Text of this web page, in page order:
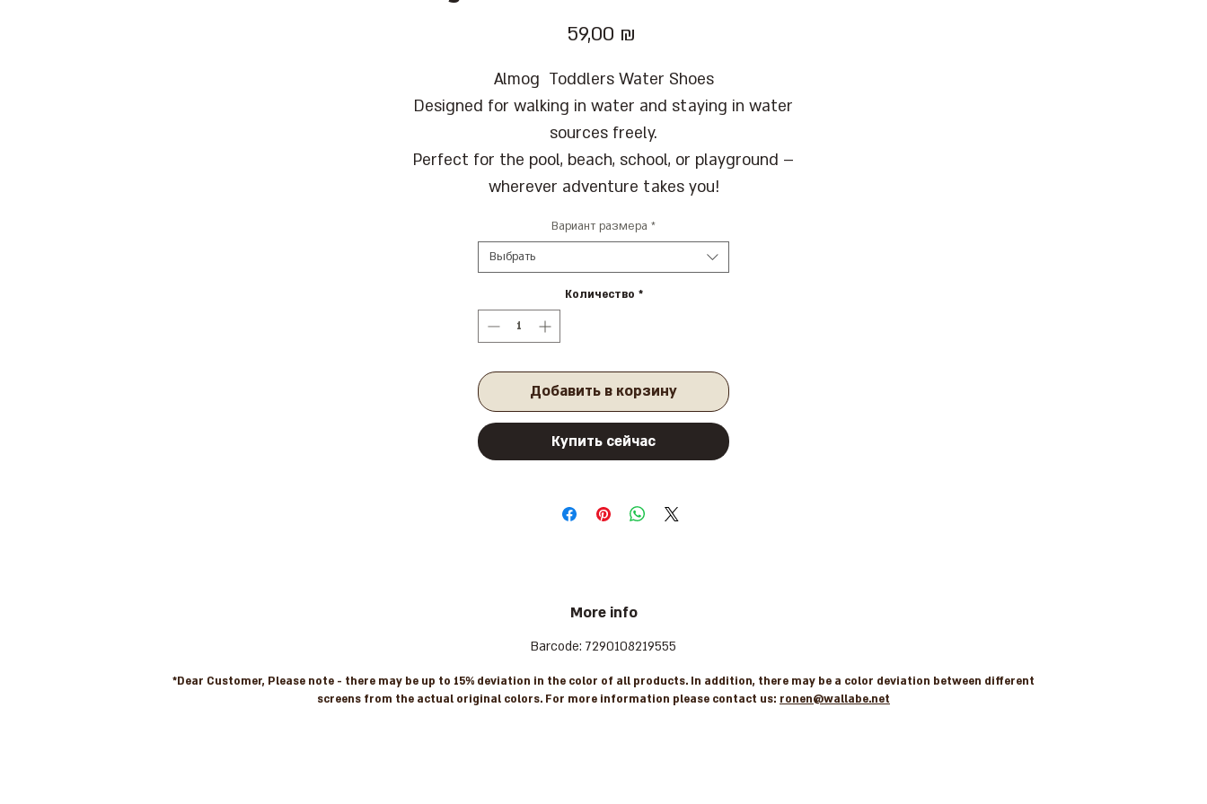
59,00 ₪
Almog Toddlers Water Shoes
Designed for walking in water and staying in water
sources freely.
Perfect for the pool, beach, school, or playground –
wherever adventure takes you!
Вариант размера *
Выбрать
Количество *
Добавить в корзину
Купить сейчас
More info
Barcode: 7290108219555
*Dear Customer, Please note - there may be up to 15% deviation in the color of all products. In addition, there may be a color deviation between different
screens from the actual original colors. For more information please contact us: ronen@wallabe.net